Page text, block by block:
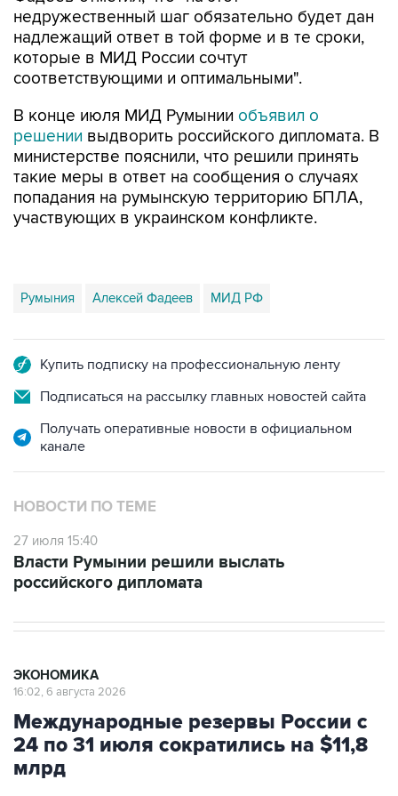
недружественный шаг обязательно будет дан
надлежащий ответ в той форме и в те сроки,
которые в МИД России сочтут
соответствующими и оптимальными".
В конце июля МИД Румынии объявил о
решении выдворить российского дипломата. В
министерстве пояснили, что решили принять
такие меры в ответ на сообщения о случаях
попадания на румынскую территорию БПЛА,
участвующих в украинском конфликте.
Румыния Алексей Фадеев МИД РФ
Купить подписку на профессиональную ленту
Подписаться на рассылку главных новостей сайта
Получать оперативные новости в официальном
канале
НОВОСТИ ПО ТЕМЕ
27 июля 15:40
Власти Румынии решили выслать
российского дипломата
ЭКОНОМИКА
16:02, 6 августа 2026
Международные резервы России с
24 по 31 июля сократились на $11,8
млрд